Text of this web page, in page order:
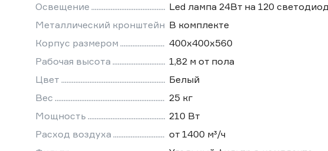
Освещение
Led лампа 24Вт на 120
Металлический кронштейн В комплекте
Корпус размером
400х400х560
Рабочая высота
1,82 м от пола
Цвет
Белый
Вес
25 кг
Мощность
210 Вт
Расход воздуха
от 1400 м³/ч